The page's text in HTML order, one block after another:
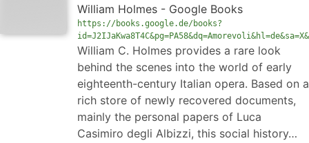
William Holmes - Google Books
https://books.google.de/books?
William C. Holmes provides a rare look
behind the scenes into the world of early
eighteenth-century Italian opera. Based on a
rich store of newly recovered documents,
mainly the personal papers of Luca
Casimiro degli Albizzi, this social history…